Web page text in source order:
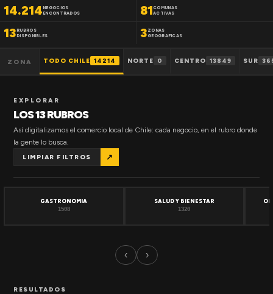
14.214NEGOCIOS
ENCONTRADOS
81 COMUNAS
ACTIVAS
13RUBROS
DISPONIBLES
3 ZONAS
GEOGRAFICAS
ZONA TODO CHILE 14214 NORTE 0 CENTRO 13849 SUR
EXPLORAR
LOS 13 RUBROS
Así digitalizamos el comercio local de Chile: cada negocio, en el rubro donde
la gente lo busca.
LIMPIAR FILTROS ↗
GASTRONOMIA
1508
SALUD Y BIENESTAR
1320
‹ ›
RESULTADOS